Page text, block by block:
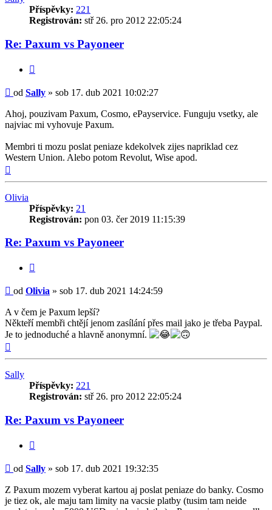
Příspěvky: 221
Registrován: stř 26. pro 2012 22:05:24
Re: Paxum vs Payoneer
Příspěvek
od Sally » sob 17. dub 2021 10:02:27
Ahoj, pouzivam Paxum, Cosmo, ePayservice. Funguju vsetky, ale
najviac mi vyhovuje Paxum.
Membri ti mozu poslat peniaze kdekolvek zijes napriklad cez
Western Union. Alebo potom Revolut, Wise apod.
Olivia
Příspěvky: 21
Registrován: pon 03. čer 2019 11:15:39
Re: Paxum vs Payoneer
Příspěvek
od Olivia » sob 17. dub 2021 14:24:59
A v čem je Paxum lepší?
Někteří membři chtějí jenom zasílání přes mail jako je třeba Paypal.
Je to jednoduché a hlavně anonymní.
Sally
Příspěvky: 221
Registrován: stř 26. pro 2012 22:05:24
Re: Paxum vs Payoneer
Příspěvek
od Sally » sob 17. dub 2021 19:32:35
Z Paxum mozem vyberat kartou aj poslat peniaze do banky. Cosmo
je tiez ok, ale maju tam limity na vacsie platby (tusim tam neide